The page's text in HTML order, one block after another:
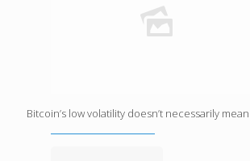
Bitcoin’s low volatility doesn’t necessarily